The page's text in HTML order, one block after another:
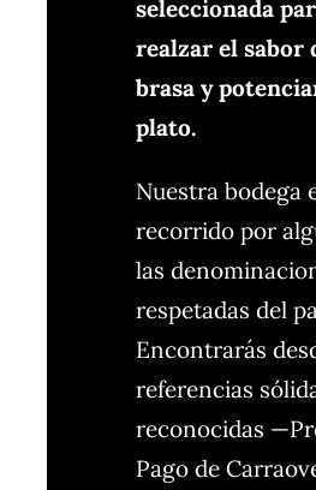
seleccionada
realzar el sabor
brasa y
plato.
Nuestra bodega
recorrido por
las
respetadas del
Encontrarás
referencias
reconocidas
Pago de